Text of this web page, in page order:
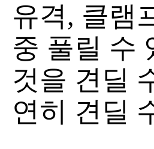
유격, 클램
중 풀릴 수
것을 견딜
연히 견딜